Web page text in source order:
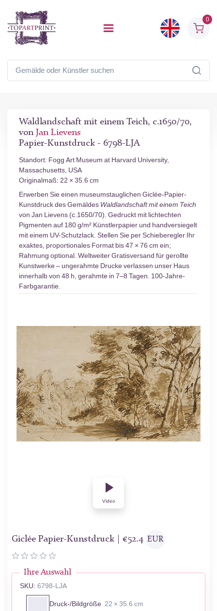
0
Waldlandschaft mit einem Teich, c.1650/70,
von Jan Lievens
Papier-Kunstdruck - 6798-LJA
Standort: Fogg Art Museum at Harvard University,
Massachusetts, USA
Originalmaß: 22 × 35.6 cm
Erwerben Sie einen museumstauglichen Giclée-Papier-
Kunstdruck des Gemäldes Waldlandschaft mit einem Teich
von Jan Lievens (c.1650/70). Gedruckt mit lichtechten
Pigmenten auf 180 g/m² Künstlerpapier und handversiegelt
mit einem UV-Schutzlack. Stellen Sie per Schieberegler Ihr
exaktes, proportionales Format bis 47 × 76 cm ein;
Rahmung optional. Weltweiter Gratisversand für gerollte
Kunstwerke – ungerahmte Drucke verlassen unser Haus
innerhalb von 48 h, gerahmte in 7–8 Tagen. 100-Jahre-
Farbgarantie.
Video
Giclée Papier-Kunstdruck | €52.4 EUR
Ihre Auswahl
SKU: 6798-LJA
Druck-/Bildgröße 22 × 35.6 cm